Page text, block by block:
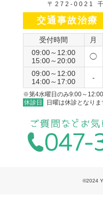
〒272-0021
交通事故治療
受付時間 月
09:00～12:00
15:00～20:00
◯
09:00～12:00
14:00～17:00
-
※第4水曜日のみ9:00～
休診日
日曜は休診となりま
©2024